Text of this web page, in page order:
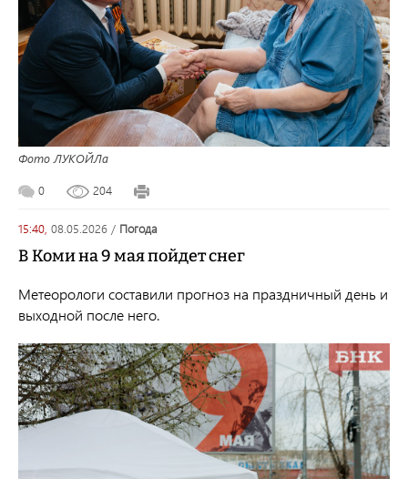
Фото ЛУКОЙЛа
0 204
15:40, 08.05.2026 / погода
В Коми на 9 мая пойдет снег
Метеорологи составили прогноз на праздничный день и
выходной после него.